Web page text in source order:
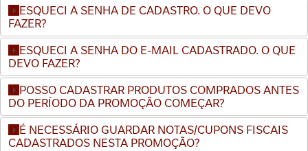
ESQUECI A SENHA DE CADASTRO. O QUE DEVO
FAZER?
ESQUECI A SENHA DO E-MAIL CADASTRADO. O QUE
DEVO FAZER?
POSSO CADASTRAR PRODUTOS COMPRADOS ANTES
DO PERÍODO DA PROMOÇÃO COMEÇAR?
É NECESSÁRIO GUARDAR NOTAS/CUPONS FISCAIS
CADASTRADOS NESTA PROMOÇÃO?